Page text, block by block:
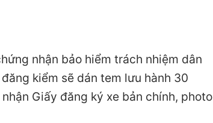
nhận bảo hiểm trách nhiệm dân
kiểm sẽ dán tem lưu hành 30
Giấy đăng ký xe bản chính, photo